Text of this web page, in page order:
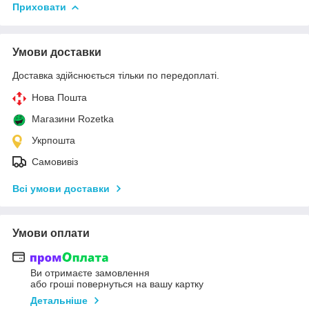
Приховати
Умови доставки
Доставка здійснюється тільки по передоплаті.
Нова Пошта
Магазини Rozetka
Укрпошта
Самовивіз
Всі умови доставки
Умови оплати
Ви отримаєте замовлення
або гроші повернуться на вашу картку
Детальніше